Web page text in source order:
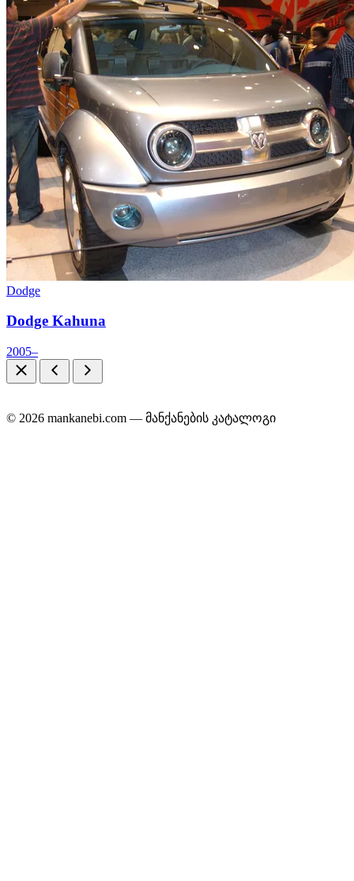
Dodge
Dodge Kahuna
2005–
© 2026 mankanebi.com — მანქანების კატალოგი